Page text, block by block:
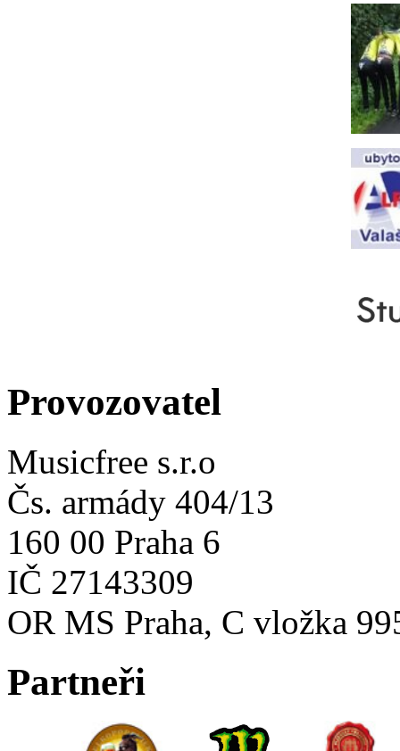
Provozovatel
Musicfree s.r.o
Čs. armády 404/13
160 00 Praha 6
IČ 27143309
OR MS Praha, C vložka
Partneři